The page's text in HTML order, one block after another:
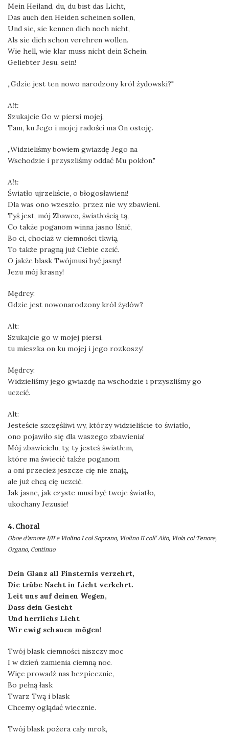
Mein Heiland, du, du bist das Licht,
Das auch den Heiden scheinen sollen,
Und sie, sie kennen dich noch nicht,
Als sie dich schon verehren wollen.
Wie hell, wie klar muss nicht dein Schein,
Geliebter Jesu, sein!
„Gdzie jest ten nowo narodzony król żydowski?"
Alt:
Szukajcie Go w piersi mojej,
Tam, ku Jego i mojej radości ma On ostoję.
„Widzieliśmy bowiem gwiazdę Jego na
Wschodzie i przyszliśmy oddać Mu pokłon."
Alt:
Światło ujrzeliście, o błogosławieni!
Dla was ono wzeszło, przez nie wy zbawieni.
Tyś jest, mój Zbawco, światłością tą,
Co także poganom winna jasno lśnić,
Bo ci, chociaż w ciemności tkwią,
To także pragną już Ciebie czcić.
O jakże blask Twójmusi być jasny!
Jezu mój krasny!
Mędrcy:
Gdzie jest nowonarodzony król żydów?
Alt:
Szukajcie go w mojej piersi,
tu mieszka on ku mojej i jego rozkoszy!
Mędrcy:
Widzieliśmy jego gwiazdę na wschodzie i przyszliśmy go
uczcić.
Alt:
Jesteście szczęśliwi wy, którzy widzieliście to światło,
ono pojawiło się dla waszego zbawienia!
Mój zbawicielu, ty, ty jesteś światłem,
które ma świecić także poganom
a oni przecież jeszcze cię nie znają,
ale już chcą cię uczcić.
Jak jasne, jak czyste musi być twoje światło,
ukochany Jezusie!
4. Choral
Oboe d'amore I/II e Violino I col Soprano, Violino II coll' Alto, Viola col Tenore,
Organo, Continuo
Dein Glanz all Finsternis verzehrt,
Die trübe Nacht in Licht verkehrt.
Leit uns auf deinen Wegen,
Dass dein Gesicht
Und herrlichs Licht
Wir ewig schauen mögen!
Twój blask ciemności niszczy moc
I w dzień zamienia ciemną noc.
Więc prowadź nas bezpiecznie,
Bo pełną łask
Twarz Twą i blask
Chcemy oglądać wiecznie.
Twój blask pożera cały mrok,